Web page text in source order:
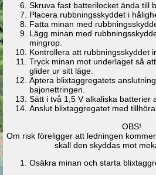
Skruva fast batterilocket ända till
Placera rubbningsskyddet i
Fatta minan med
Lägg minan med
mingrop.
Kontrollera att rubbningsskyddet
Tryck minan mot underlaget så
glider ur sitt läge.
Aptera blixtaggregatets
bajonettringen.
Sätt i två 1,5 V alkaliska batterier
Anslut blixtaggregatet med
OBS!
Om risk föreligger att ledningen
skall den skyddas mot
Osäkra minan och starta